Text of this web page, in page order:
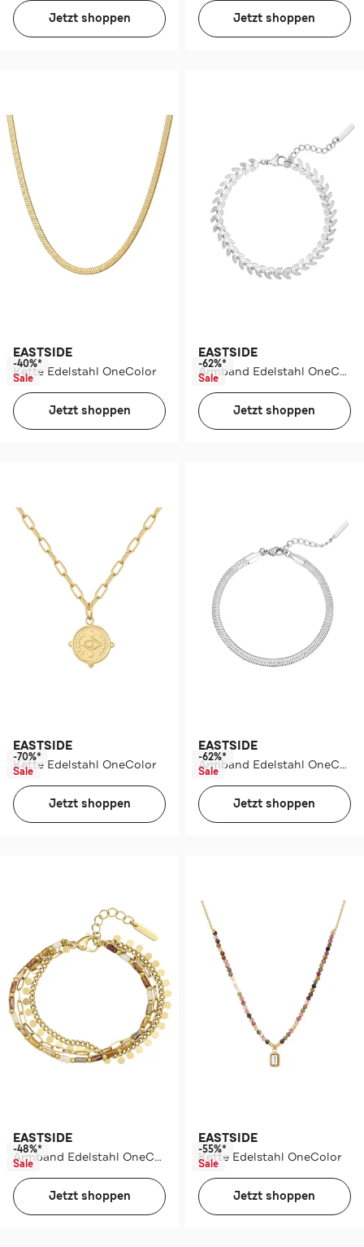
Jetzt shoppen Jetzt shoppen
EASTSIDE
Kette Edelstahl OneColor
-40%*
Sale
Jetzt shoppen
EASTSIDE
Armband Edelstahl OneColor
-62%*
Sale
Jetzt shoppen
EASTSIDE
Kette Edelstahl OneColor
-70%*
Sale
Jetzt shoppen
EASTSIDE
Armband Edelstahl OneColor
-62%*
Sale
Jetzt shoppen
EASTSIDE
Armband Edelstahl OneColor
-48%*
Sale
Jetzt shoppen
EASTSIDE
Kette Edelstahl OneColor
-55%*
Sale
Jetzt shoppen